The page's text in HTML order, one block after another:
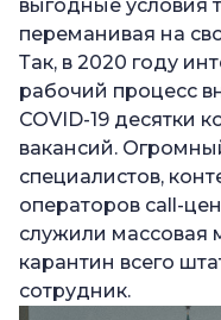
выгодные условия
переманивая на
Так, в 2020 году
рабочий процесс
COVID-19 десятки
вакансий.
специалистов,
операторов call-
служили массовая
карантин всего
сотрудник.